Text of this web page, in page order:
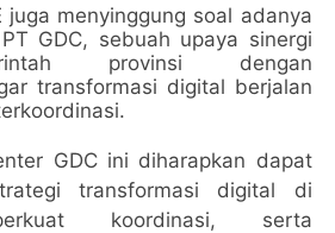
juga menyinggung soal adanya
GDC, sebuah upaya sinergi
provinsi dengan
transformasi digital berjalan
GDC ini diharapkan dapat
transformasi digital di
koordinasi, serta